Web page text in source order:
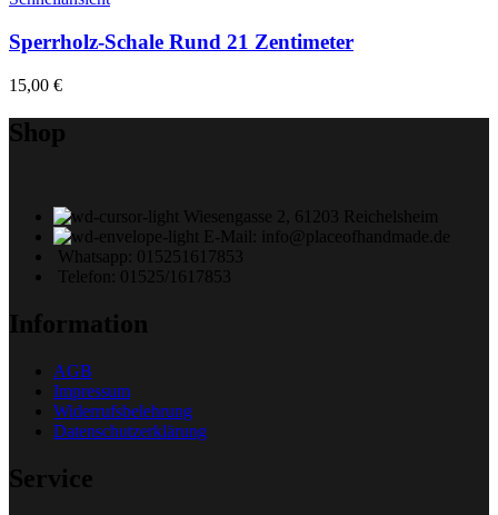
Sperrholz-Schale Rund 21 Zentimeter
15,00 €
Shop
Wiesengasse 2, 61203 Reichelsheim
E-Mail: info@placeofhandmade.de
Whatsapp: 015251617853
Telefon: 01525/1617853
Information
AGB
Impressum
Widerrufsbelehrung
Datenschutzerklärung
Service